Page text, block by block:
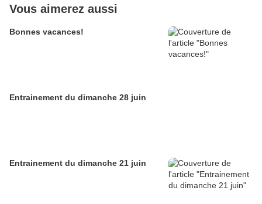
Vous aimerez aussi
Bonnes vacances!
Entrainement du dimanche 28 juin
Entrainement du dimanche 21 juin